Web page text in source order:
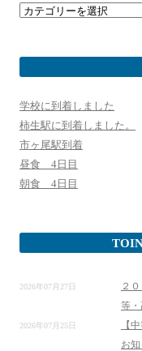
カ
テ
学校に到着しました
柿生駅に到着しました。
市ヶ尾駅到着
昼食 4日目
朝食 4日目
2026年07月27日
２
等・
2026年07月25日
【
お